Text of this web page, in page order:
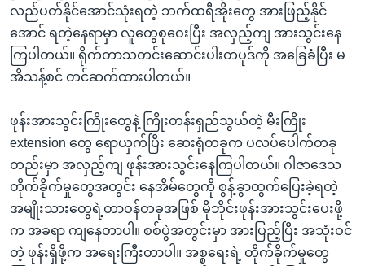
ကျော်
ရန်
လည်ပတ်နိုင်အောင်သုံးရတဲ့ ဘက်ထရီအိုးတွေ အားဖြည့်နိုင်
အောင် ရတဲ့နေရာမှာ လူတွေစုဝေးပြီး အလှည့်ကျ အားသွင်းနေ
ကြပါတယ်။ ရိုက်တာသတင်းဆောင်းပါးတပုဒ်ကို အခြေခံပြီး မ
အိသန့်စင် တင်ဆက်ထားပါတယ်။
ဖုန်းအားသွင်းကြိုးတွေနဲ့ ကြိုးတန်းရှည်သွယ်တဲ့ မီးကြိုး
extension တွေ ရောယှက်ပြီး ဆေးရုံတခုက ပလပ်ပေါက်တခု
တည်းမှာ အလှည့်ကျ ဖုန်းအားသွင်းနေကြပါတယ်။ ဂါဇာဒေသ
တိုက်ခိုက်မှုတွေအတွင်း နေအိမ်တွေကို စွန့်ခွာထွက်ပြေးခဲ့ရတဲ့
အမျိုးသားတွေရဲ့တာဝန်တခုအဖြစ် မိုဘိုင်းဖုန်းအားသွင်းပေးဖို့
က အခရာ ကျနေတာပါ။ စစ်ပွဲအတွင်းမှာ အားပြည့်ပြီး အသုံးဝင်
တဲ့ ဖုန်းရှိဖို့က အရေးကြီးတာပါ။ အစ္စရေးရဲ့ တိုက်ခိုက်မှုတွေ